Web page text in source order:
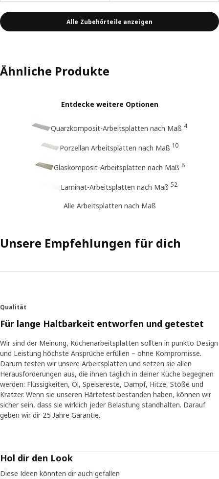
Alle Zubehörteile anzeigen
Ähnliche Produkte
Entdecke weitere Optionen
Quarzkomposit-Arbeitsplatten nach Maß 4
Porzellan Arbeitsplatten nach Maß 10
Glaskomposit-Arbeitsplatten nach Maß 8
Laminat-Arbeitsplatten nach Maß 52
Alle Arbeitsplatten nach Maß
Unsere Empfehlungen für dich
Qualität
Für lange Haltbarkeit entworfen und getestet
Wir sind der Meinung, Küchenarbeitsplatten sollten in punkto Design
und Leistung höchste Ansprüche erfüllen – ohne Kompromisse.
Darum testen wir unsere Arbeitsplatten und setzen sie allen
Herausforderungen aus, die ihnen täglich in deiner Küche begegnen
werden: Flüssigkeiten, Öl, Speisereste, Dampf, Hitze, Stöße und
Kratzer. Wenn sie unseren Härtetest bestanden haben, können wir
sicher sein, dass sie wirklich jeder Belastung standhalten. Darauf
geben wir dir 25 Jahre Garantie.
Hol dir den Look
Diese Ideen könnten dir auch gefallen